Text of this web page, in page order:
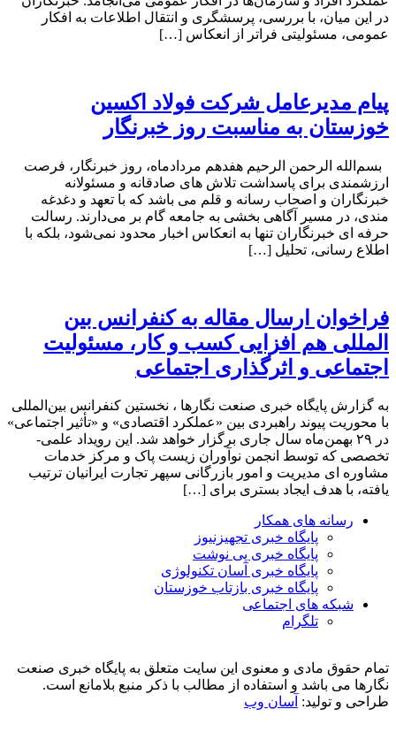
در این میان، با بررسی، پرسشگری و انتقال اطلاعات به افکار
عمومی، مسئولیتی فراتر از انعکاس […]
پیام مدیرعامل شرکت فولاد اکسین
خوزستان به مناسبت روز خبرنگار
بسم‌الله الرحمن الرحیم هفدهم مردادماه، روز خبرنگار، فرصت
ارزشمندی برای پاسداشت تلاش‌ های صادقانه و مسئولانه
خبرنگاران و اصحاب رسانه و قلم می باشد که با تعهد و دغدغه‌
مندی، در مسیر آگاهی‌ بخشی به جامعه گام بر می‌دارند. رسالت
حرفه‌ ای خبرنگاران تنها به انعکاس اخبار محدود نمی‌شود، بلکه با
اطلاع رسانی، تحلیل […]
فراخوان ارسال مقاله به کنفرانس بین
المللی هم افزایی کسب و کار، مسئولیت
اجتماعی و اثرگذاری اجتماعی
به گزارش پایگاه خبری صنعت نگارها ، نخستین کنفرانس بین‌المللی
با محوریت پیوند راهبردی بین «عملکرد اقتصادی» و «تأثیر اجتماعی»
در ۲۹ بهمن‌ماه سال جاری برگزار خواهد شد. این رویداد علمی-
تخصصی که توسط انجمن نوآوران زیست پاک و مرکز خدمات
مشاوره ای مدیریت و امور بازرگانی سپهر تجارت ایرانیان ترتیب
یافته، با هدف ایجاد بستری برای […]
رسانه های همکار
پایگاه خبری تجهیزنیوز
پایگاه خبری پی نوشت
پایگاه خبری آسان تکنولوژی
پایگاه خبری بازتاب خوزستان
شبکه های اجتماعی
تلگرام
تمام حقوق مادی و معنوی این سایت متعلق به پایگاه خبری صنعت
نگارها می باشد و استفاده از مطالب با ذکر منبع بلامانع است.
طراحی و تولید: آسان وب